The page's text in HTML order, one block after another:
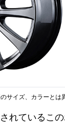
サイズ、カラーとは
れているこ